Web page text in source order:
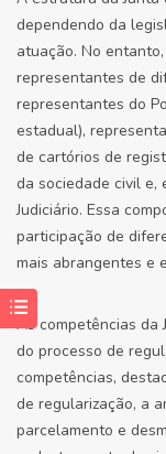
dependendo da
atuação. No
representantes de
representantes do
estadual),
de cartórios de
da sociedade civil e,
Judiciário. Essa
participação de
mais abrangentes e
As competências da
do processo de
competências,
de regularização, a
parcelamento e